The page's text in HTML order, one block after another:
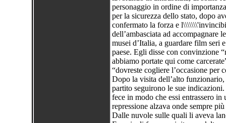
personaggio in ordine di
per la sicurezza dello stato, dopo
confermato la forza e
dell’ambasciata ad accompagnare
musei d’Italia, a guardare film seri
paese. Egli disse con convinzione
abbiamo portate qui come
“dovreste cogliere l’occasione per
Dopo la visita dell’alto
partito seguirono le sue
fece in modo che essi entrassero
repressione alzava onde sempre
Dalle nuvole sulle quali li aveva